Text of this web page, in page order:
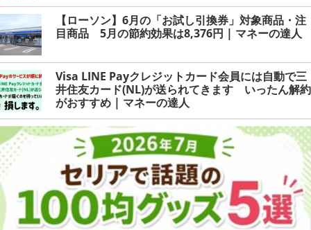
【ローソン】6月の「お試し引換券」対象商品・注
目商品 5月の節約効果は8,376円 | マネーの達人
Visa LINE Payクレジットカード会員には自動で三
井住友カード(NL)が送られてきます いったん解約
がおすすめ | マネーの達人